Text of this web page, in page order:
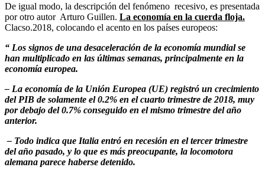
De igual modo, la descripción del fenómeno recesivo, es presentada
por otro autor Arturo Guillen. La economía en la cuerda floja.
Clacso.2018, colocando el acento en los países europeos:
“ Los signos de una desaceleración de la economía mundial se
han multiplicado en las últimas semanas, principalmente en la
economía europea.
– La economía de la Unión Europea (UE) registró un crecimiento
del PIB de solamente el 0.2% en el cuarto trimestre de 2018, muy
por debajo del 0.7% conseguido en el mismo trimestre del año
anterior.
– Todo indica que Italia entró en recesión en el tercer trimestre
del año pasado, y lo que es más preocupante, la locomotora
alemana parece haberse detenido.